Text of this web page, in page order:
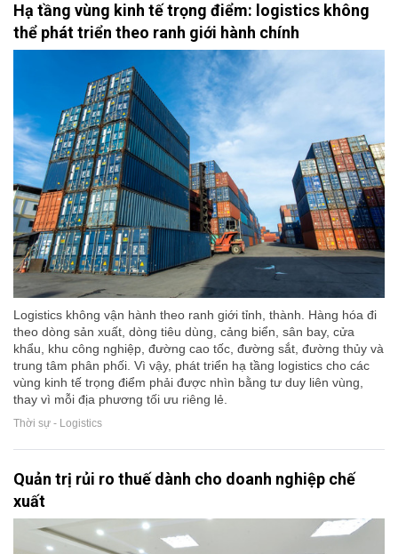
Hạ tầng vùng kinh tế trọng điểm: logistics không
thể phát triển theo ranh giới hành chính
Logistics không vận hành theo ranh giới tỉnh, thành. Hàng hóa đi
theo dòng sản xuất, dòng tiêu dùng, cảng biển, sân bay, cửa
khẩu, khu công nghiệp, đường cao tốc, đường sắt, đường thủy và
trung tâm phân phối. Vì vậy, phát triển hạ tầng logistics cho các
vùng kinh tế trọng điểm phải được nhìn bằng tư duy liên vùng,
thay vì mỗi địa phương tối ưu riêng lẻ.
Thời sự - Logistics
Quản trị rủi ro thuế dành cho doanh nghiệp chế
xuất